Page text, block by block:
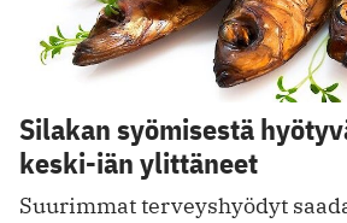
Silakan syömisestä
keski-iän ylittäneet
Suurimmat terveyshyödyt